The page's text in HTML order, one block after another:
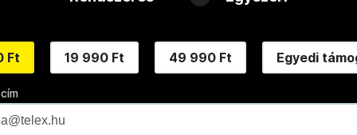
Ft 19 990 Ft 49 990 Ft Egyedi